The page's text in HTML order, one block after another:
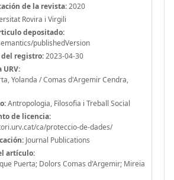
de la revista:2020
Rovira i Virgili
depositado:
publishedVersion
del registro:2023-04-30
URV:
Yolanda / Comas d'Argemir Cendra,
Antropologia, Filosofia i Treball Social
de licencia:
ca/proteccio-de-dades/
Journal Publications
artículo:
Puerta; Dolors Comas d'Argemir; Mireia